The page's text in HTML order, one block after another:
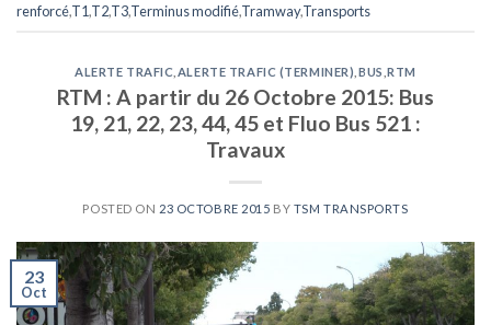
renforcé,T1,T2,T3,Terminus modifié,Tramway,Transports
ALERTE TRAFIC ALERTE TRAFIC (TERMINER) BUS ,RTM
RTM : A partir du 26 Octobre 2015: Bus
19, 21, 22, 23, 44, 45 et Fluo Bus 521 :
Travaux
POSTED ON 23 OCTOBRE 2015 BY TSM TRANSPORTS
23
Oct